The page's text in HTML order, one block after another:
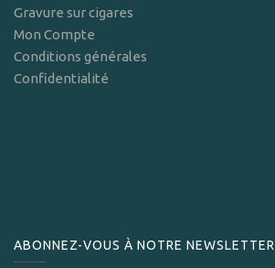
Gravure sur cigares
Mon Compte
Conditions générales
Confidentialité
ABONNEZ-VOUS À NOTRE NEWSLETTER